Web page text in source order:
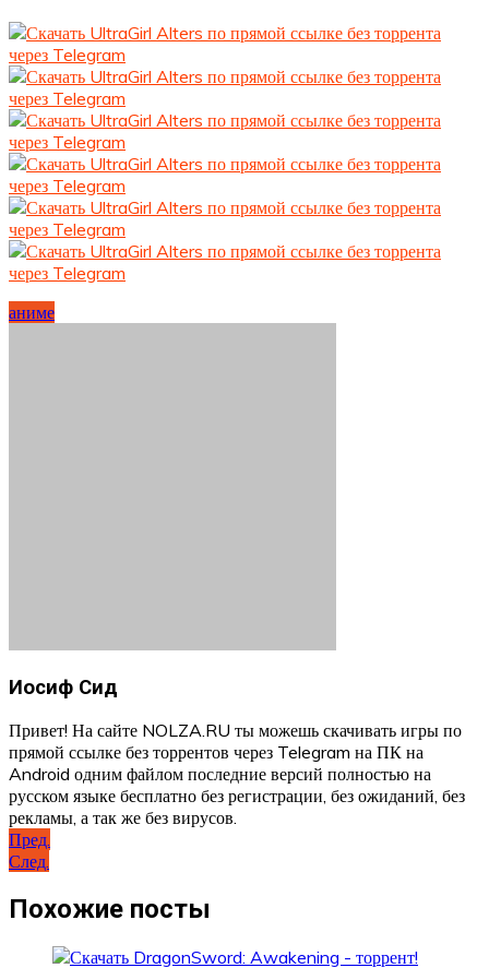
аниме
Иосиф Сид
Привет! На сайте NOLZA.RU ты можешь скачивать игры по
прямой ссылке без торрентов через Telegram на ПК на
Android одним файлом последние версий полностью на
русском языке бесплатно без регистрации, без ожиданий, без
рекламы, а так же без вирусов.
Навигация
по
записям
Пред.
След.
Похожие посты